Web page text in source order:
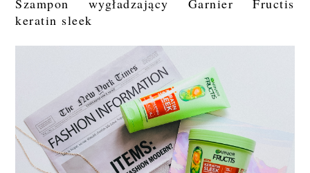
Szampon wygładzający Garnier Fructis
keratin sleek